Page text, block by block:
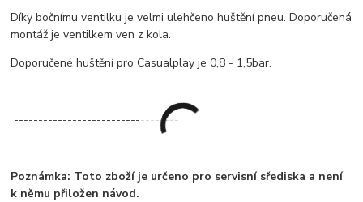
Díky bočnímu ventilku je velmi ulehčeno huštění pneu. Doporučená
montáž je ventilkem ven z kola.
Doporučené huštění pro Casualplay je 0,8 - 1,5bar.
----------------------------------
Poznámka: Toto zboží je určeno pro servisní sřediska a není
k němu přiložen návod.